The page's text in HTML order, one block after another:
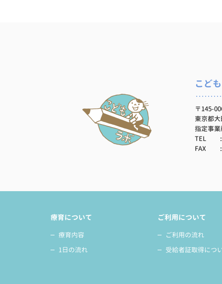
こど
〒145-
東京都
指定事
TEL
FAX
療育について
療育内容
1日の流れ
ご利用について
ご利用の流れ
受給者証取得につ